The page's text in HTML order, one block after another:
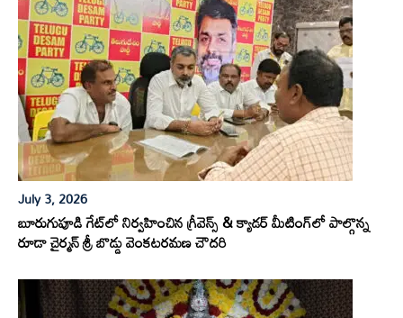
July 3, 2026
బూరుగుపూడి గేట్‌లో నిర్వహించిన గ్రీవెన్స్ & క్యాడర్ మీటింగ్‌లో పాల్గొన్న
రూడా చైర్మన్ శ్రీ బొడ్డు వెంకటరమణ చౌదరి